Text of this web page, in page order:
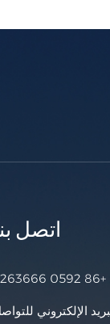
اتصل
+86 0592 2263666